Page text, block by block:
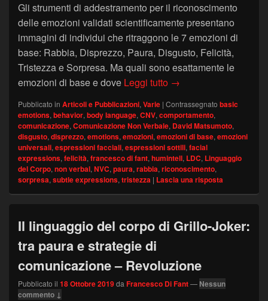
Gli strumenti di addestramento per il riconoscimento
delle emozioni validati scientificamente presentano
immagini di individui che ritraggono le 7 emozioni di
base: Rabbia, Disprezzo, Paura, Disgusto, Felicità,
Tristezza e Sorpresa. Ma quali sono esattamente le
emozioni di base e dove Leggi tutto Le sette emozioni di
→
Pubblicato in Articoli e Pubblicazioni, Varie | Contrassegnato basic
emotions, behavior, body language, CNV, comportamento,
comunicazione, Comunicazione Non Verbale, David Matsumoto,
disgusto, disprezzo, emotions, emozioni, emozioni di base, emozioni
universali, espressioni facciali, espressioni sottili, facial
expressions, felicità, francesco di fant, humintell, LDC, Linguaggio
del Corpo, non verbal, NVC, paura, rabbia, riconoscimento,
sorpresa, subtle expressions, tristezza | Lascia una risposta
Il linguaggio del corpo di Grillo-Joker:
tra paura e strategie di
comunicazione – Revoluzione
Pubblicato il 18 Ottobre 2019da Francesco Di Fant— Nessun
commento ↓